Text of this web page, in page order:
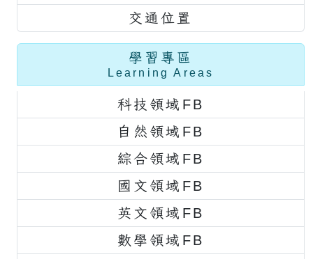
交通位置
學習專區
Learning Areas
科技領域FB
自然領域FB
綜合領域FB
國文領域FB
英文領域FB
數學領域FB